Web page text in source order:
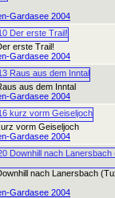
Gardasee 2004
erste Trail!
Gardasee 2004
aus dem Inntal
Gardasee 2004
vorm Geiseljoch
Gardasee 2004
nach Lanersbach
Gardasee 2004